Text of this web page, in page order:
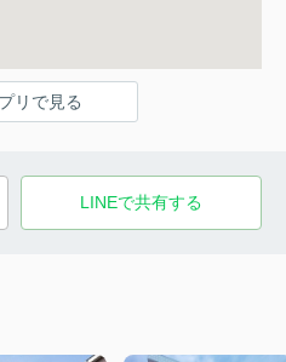
リで見る
LINEで共有する